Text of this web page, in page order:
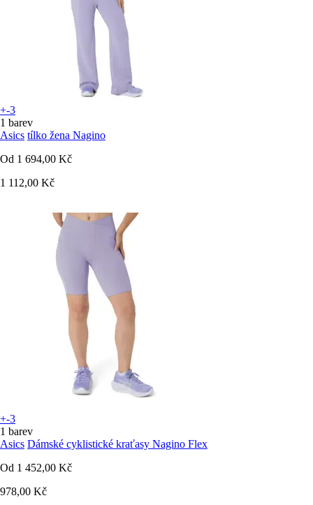
+-3
1 barev
Asics tílko žena Nagino
Od 1 694,00 Kč
1 112,00 Kč
+-3
1 barev
Asics Dámské cyklistické kraťasy Nagino Flex
Od 1 452,00 Kč
978,00 Kč